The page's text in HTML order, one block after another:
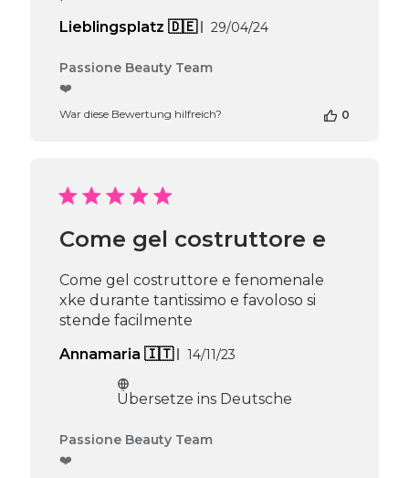
Lieblingsplatz 🇩🇪
29/04/24
Kommentare
Inhabers
am
Apr
16
2026
Passione Beauty Team
❤️
War diese Bewertung hilfreich? 0
Come gel costruttore e
Come gel costruttore e fenomenale
xke durante tantissimo e favoloso si
stende facilmente
Annamaria 🇮🇹
Veröffentlichungsdatum
14/11/23
Übersetze ins Deutsche
Kommentare
Passione Beauty Team
❤️